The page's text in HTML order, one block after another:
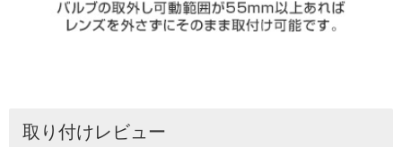
取り付けレビュー